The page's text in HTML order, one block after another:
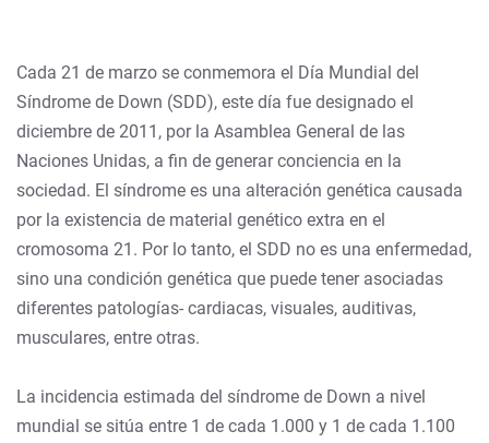
Cada 21 de marzo se conmemora el Día Mundial del
Síndrome de Down (SDD), este día fue designado el
diciembre de 2011, por la Asamblea General de las
Naciones Unidas, a fin de generar conciencia en la
sociedad. El síndrome es una alteración genética causada
por la existencia de material genético extra en el
cromosoma 21. Por lo tanto, el SDD no es una enfermedad,
sino una condición genética que puede tener asociadas
diferentes patologías- cardiacas, visuales, auditivas,
musculares, entre otras.
La incidencia estimada del síndrome de Down a nivel
mundial se sitúa entre 1 de cada 1.000 y 1 de cada 1.100